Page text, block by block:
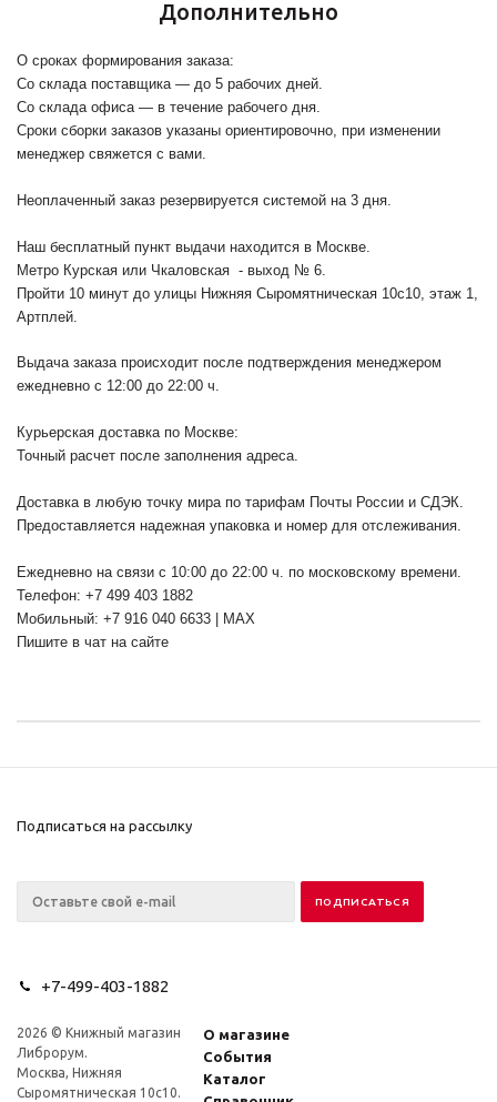
Дополнительно
О сроках формирования заказа:
Со склада поставщика — до 5 рабочих дней.
Со склада офиса — в течение рабочего дня.
Сроки сборки заказов указаны ориентировочно, при изменении
менеджер свяжется с вами.
Неоплаченный заказ резервируется системой на 3 дня.
Наш бесплатный пункт выдачи находится в Москве.
Метро Курская или Чкаловская - выход № 6.
Пройти 10 минут до улицы Нижняя Сыромятническая 10с10, этаж 1,
Артплей.
Выдача заказа происходит после подтверждения менеджером
ежедневно с 12:00 до 22:00 ч.
Курьерская доставка по Москве:
Точный расчет после заполнения адреса.
Доставка в любую точку мира по тарифам Почты России и СДЭК.
Предоставляется надежная упаковка и номер для отслеживания.
Ежедневно на связи с 10:00 до 22:00 ч. по московскому времени.
Телефон: +7 499 403 1882
Мобильный: +7 916 040 6633 | MAX
Пишите в чат на сайте
Подписаться на рассылку
+7-499-403-1882
2026 © Книжный магазин
Либрорум.
Москва, Нижняя
Сыромятническая 10с10.
О магазине
События
Каталог